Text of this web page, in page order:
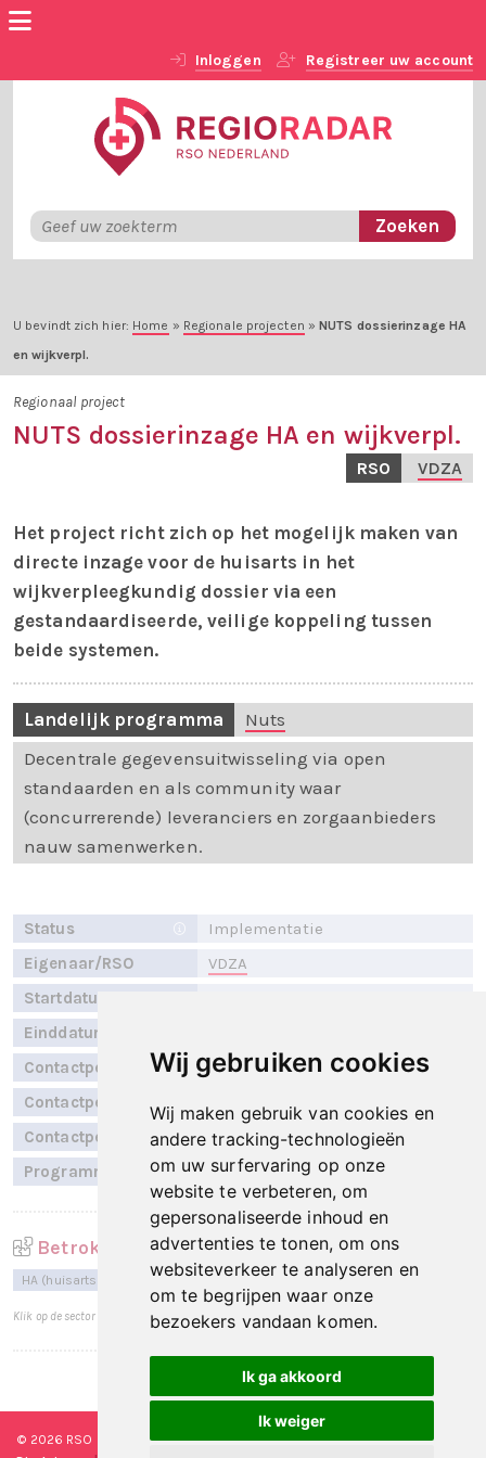
Wij gebruiken cookies
Wij maken gebruik van cookies en
andere tracking-technologieën
om uw surfervaring op onze
website te verbeteren, om
gepersonaliseerde inhoud en
advertenties te tonen, om ons
websiteverkeer te analyseren en
om te begrijpen waar onze
bezoekers vandaan komen.
Ik ga akkoord
Ik weiger
Inloggen Registreer uw account
U bevindt zich hier: Home » Regionale projecten »NUTS dossierinzage HA
en wijkverpl.
Regionaal project
NUTS dossierinzage HA en wijkverpl.
RSO VDZA
Het project richt zich op het mogelijk maken van
directe inzage voor de huisarts in het
wijkverpleegkundig dossier via een
gestandaardiseerde, veilige koppeling tussen
beide systemen.
Landelijk programma
Nuts
Decentrale gegevensuitwisseling via open
standaarden en als community waar
(concurrerende) leveranciers en zorgaanbieders
nauw samenwerken.
Status
Implementatie
Eigenaar/RSO
VDZA
Startdatum
Einddatum
Contactpersoon
E. Vaags
Contactpersoon
B. Timmers
Contactpersoon
J. Testerink
Programmalijn
Primaire Data beschikbaarheid
Betrokken sectoren
HA (huisartsen) VVT (verpleeg-, verzorgingshuizen en thuiszorg)
Klik op de sector voor een totaaloverzicht per sector.
Laatst bijgewerkt op: 8 juni 2026
© 2026 RSO Nederland | Versie#1.2.2 | Algemene voorwaarden